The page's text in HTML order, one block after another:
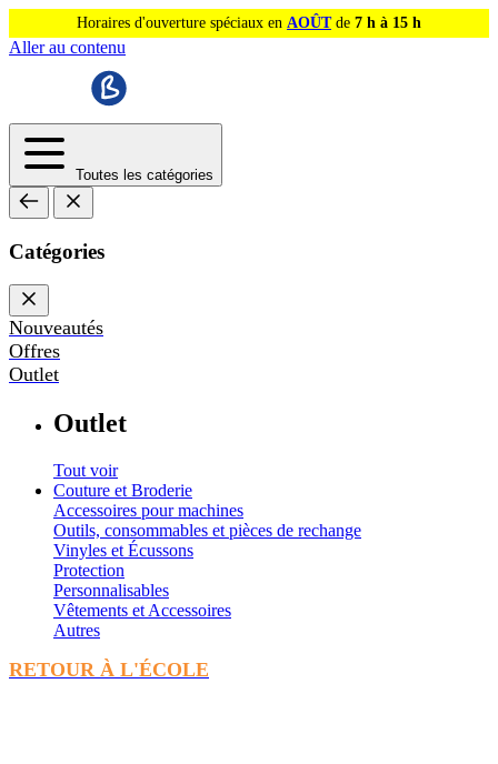
Horaires d'ouverture spéciaux en AOÛTde 7 h à 15 h
Aller au contenu
Toutes les catégories
Catégories
Nouveautés
Offres
Outlet
Outlet
Tout voir
Couture et Broderie
Accessoires pour machines
Outils, consommables et pièces de rechange
Vinyles et Écussons
Protection
Personnalisables
Vêtements et Accessoires
Autres
RETOUR À L'ÉCOLE